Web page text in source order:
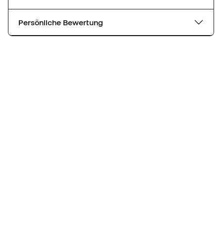
Persönliche Bewertung